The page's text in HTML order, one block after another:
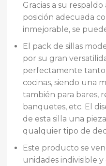
Gracias a su
posición adecuada
inmejorable, se
El pack de sillas
por su gran
perfectamente tanto
cocinas, siendo una
también para bares,
banquetes, etc. El
de esta silla una
qualquier tipo de
Este producto se
unidades indivisible